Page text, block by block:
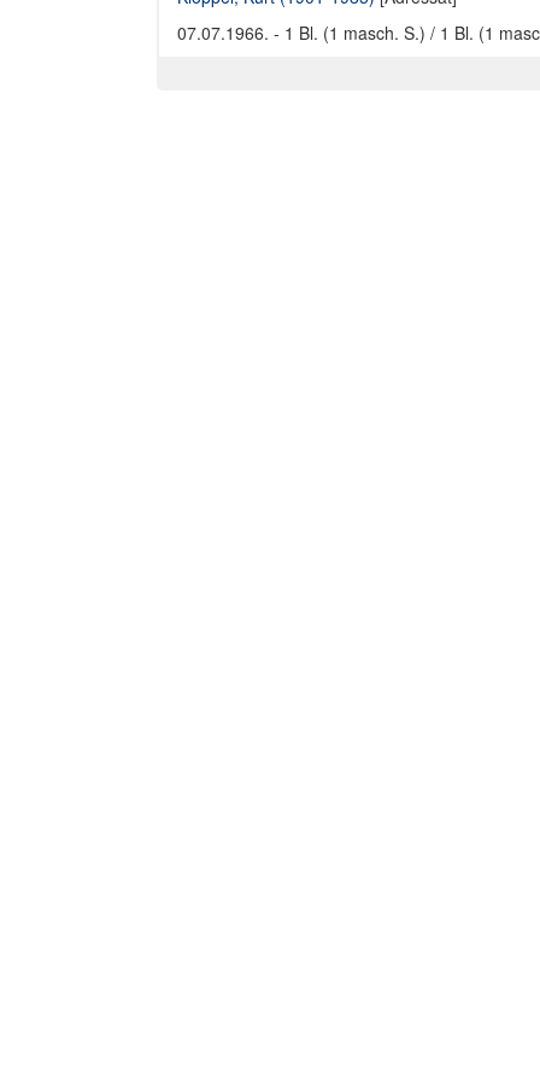
07.07.1966. - 1 Bl. (1 masch. S.) / 1 Bl. (1